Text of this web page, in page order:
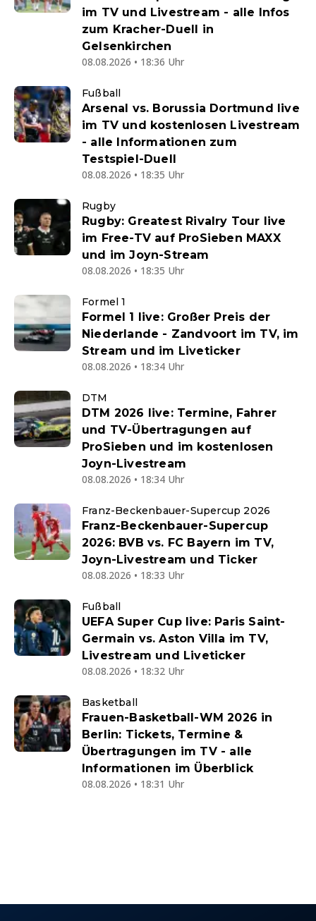
im TV und Livestream - alle Infos
zum Kracher-Duell in
Gelsenkirchen
08.08.2026 • 18:36 Uhr
Fußball
Arsenal vs. Borussia Dortmund live
im TV und kostenlosen Livestream
- alle Informationen zum
Testspiel-Duell
08.08.2026 • 18:35 Uhr
Rugby
Rugby: Greatest Rivalry Tour live
im Free-TV auf ProSieben MAXX
und im Joyn-Stream
08.08.2026 • 18:35 Uhr
Formel 1
Formel 1 live: Großer Preis der
Niederlande - Zandvoort im TV, im
Stream und im Liveticker
08.08.2026 • 18:34 Uhr
DTM
DTM 2026 live: Termine, Fahrer
und TV-Übertragungen auf
ProSieben und im kostenlosen
Joyn-Livestream
08.08.2026 • 18:34 Uhr
Franz-Beckenbauer-Supercup 2026
Franz-Beckenbauer-Supercup
2026: BVB vs. FC Bayern im TV,
Joyn-Livestream und Ticker
08.08.2026 • 18:33 Uhr
Fußball
UEFA Super Cup live: Paris Saint-
Germain vs. Aston Villa im TV,
Livestream und Liveticker
08.08.2026 • 18:32 Uhr
Basketball
Frauen-Basketball-WM 2026 in
Berlin: Tickets, Termine &
Übertragungen im TV - alle
Informationen im Überblick
08.08.2026 • 18:31 Uhr